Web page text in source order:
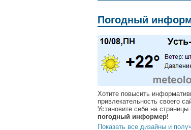
Погодный
Хотите повысить
привлекательность своего
Установите себе на
погодный информер!
Показать все дизайны и